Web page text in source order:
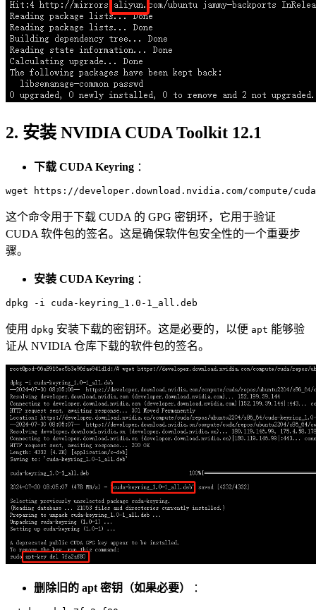
2. 安装 NVIDIA CUDA Toolkit 12.1
下载 CUDA Keyring ：
这个命令用于下载 CUDA 的 GPG 密钥环，它用于验证
CUDA 软件包的签名。这是确保软件包安全性的一个重要步
骤。
安装 CUDA Keyring ：
使用 dpkg 安装下载的密钥环。这是必要的，以便 apt 能够验
证从 NVIDIA 仓库下载的软件包的签名。
删除旧的 apt 密钥（如果必要） ：